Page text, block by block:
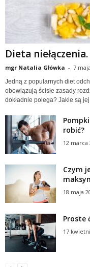
Dieta
mgr Natalia Główka - 7
Jedną z popularnych diet
obowiązują ścisłe zasady
dokładnie polega? Jakie są jej...
robić?
12 marca
Czym
18 maja
Proste
17